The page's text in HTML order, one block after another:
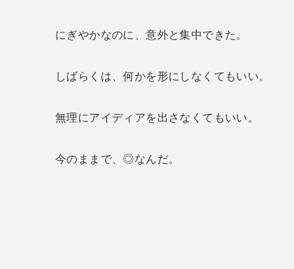
にぎやかなのに、意外と集中できた。
しばらくは、何かを形にしなくてもいい。
無理にアイディアを出さなくてもいい。
今のままで、◎なんだ。